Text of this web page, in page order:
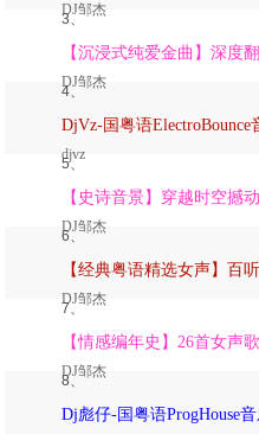
DJ邹杰
3、
DJ邹杰
4、
djvz
5、
DJ邹杰
6、
DJ邹杰
7、
DJ邹杰
8、